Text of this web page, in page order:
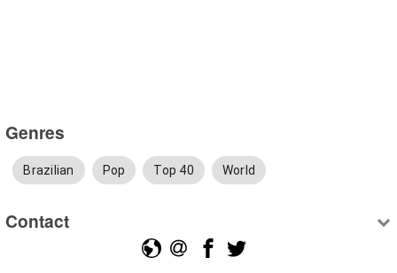
Genres
Brazilian Pop Top 40 World
Contact